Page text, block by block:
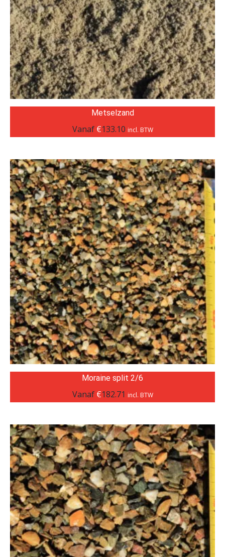
Metselzand
Vanaf €133.10 incl. BTW
Moraine split 2/6
Vanaf €182.71 incl. BTW